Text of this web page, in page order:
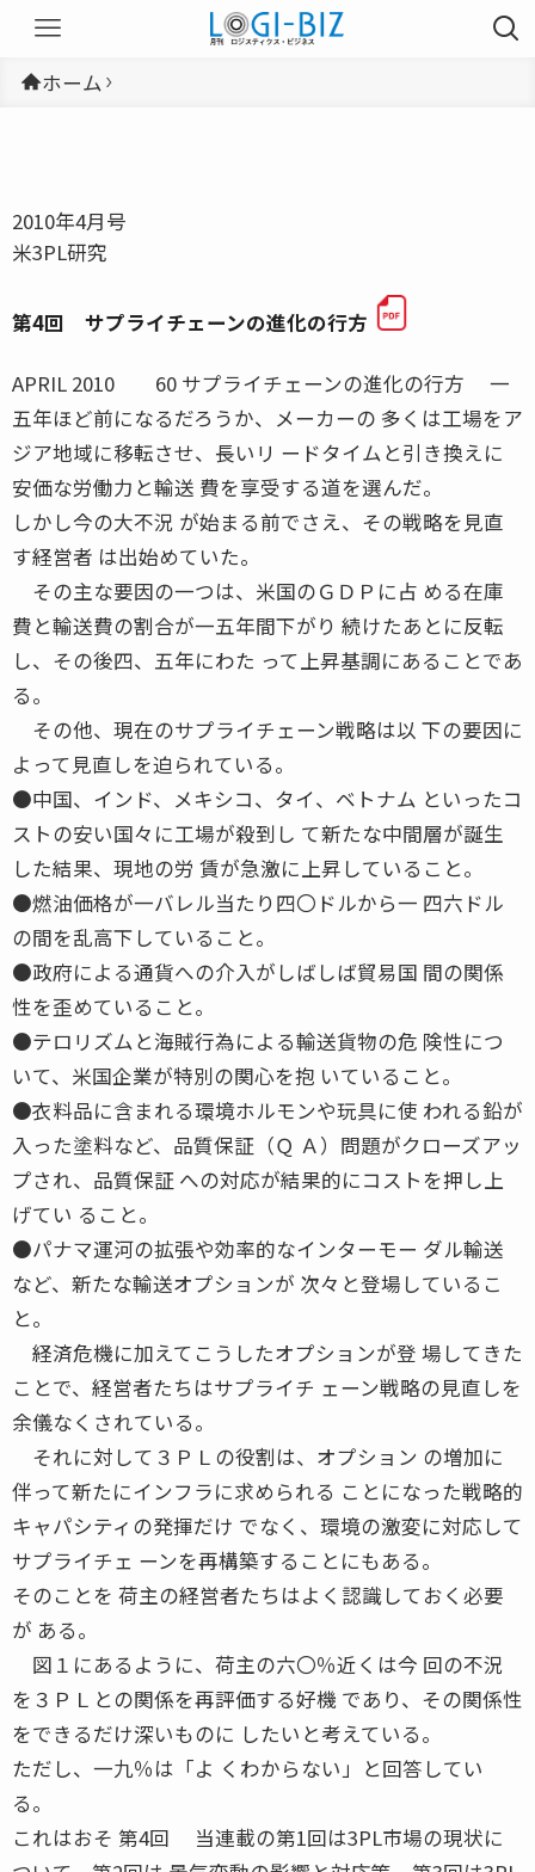
ホーム
2010年4月号
米3PL研究
第4回 サプライチェーンの進化の行方
APRIL 2010 60 サプライチェーンの進化の行方 一
五年ほど前になるだろうか、メーカーの 多くは工場をア
ジア地域に移転させ、長いリ ードタイムと引き換えに
安価な労働力と輸送 費を享受する道を選んだ。
しかし今の大不況 が始まる前でさえ、その戦略を見直
す経営者 は出始めていた。
その主な要因の一つは、米国のＧＤＰに占 める在庫
費と輸送費の割合が一五年間下がり 続けたあとに反転
し、その後四、五年にわた って上昇基調にあることであ
る。
その他、現在のサプライチェーン戦略は以 下の要因に
よって見直しを迫られている。
●中国、インド、メキシコ、タイ、ベトナム といったコ
ストの安い国々に工場が殺到し て新たな中間層が誕生
した結果、現地の労 賃が急激に上昇していること。
●燃油価格が一バレル当たり四〇ドルから一 四六ドル
の間を乱高下していること。
●政府による通貨への介入がしばしば貿易国 間の関係
性を歪めていること。
●テロリズムと海賊行為による輸送貨物の危 険性につ
いて、米国企業が特別の関心を抱 いていること。
●衣料品に含まれる環境ホルモンや玩具に使 われる鉛が
入った塗料など、品質保証（Ｑ Ａ）問題がクローズアッ
プされ、品質保証 への対応が結果的にコストを押し上
げてい ること。
●パナマ運河の拡張や効率的なインターモー ダル輸送
など、新たな輸送オプションが 次々と登場しているこ
と。
経済危機に加えてこうしたオプションが登 場してきた
ことで、経営者たちはサプライチ ェーン戦略の見直しを
余儀なくされている。
それに対して３ＰＬの役割は、オプション の増加に
伴って新たにインフラに求められる ことになった戦略的
キャパシティの発揮だけ でなく、環境の激変に対応して
サプライチェ ーンを再構築することにもある。
そのことを 荷主の経営者たちはよく認識しておく必要
が ある。
図１にあるように、荷主の六〇％近くは今 回の不況
を３ＰＬとの関係を再評価する好機 であり、その関係性
をできるだけ深いものに したいと考えている。
ただし、一九％は「よ くわからない」と回答してい
る。
これはおそ 第4回 当連載の第1回は3PL市場の現状に